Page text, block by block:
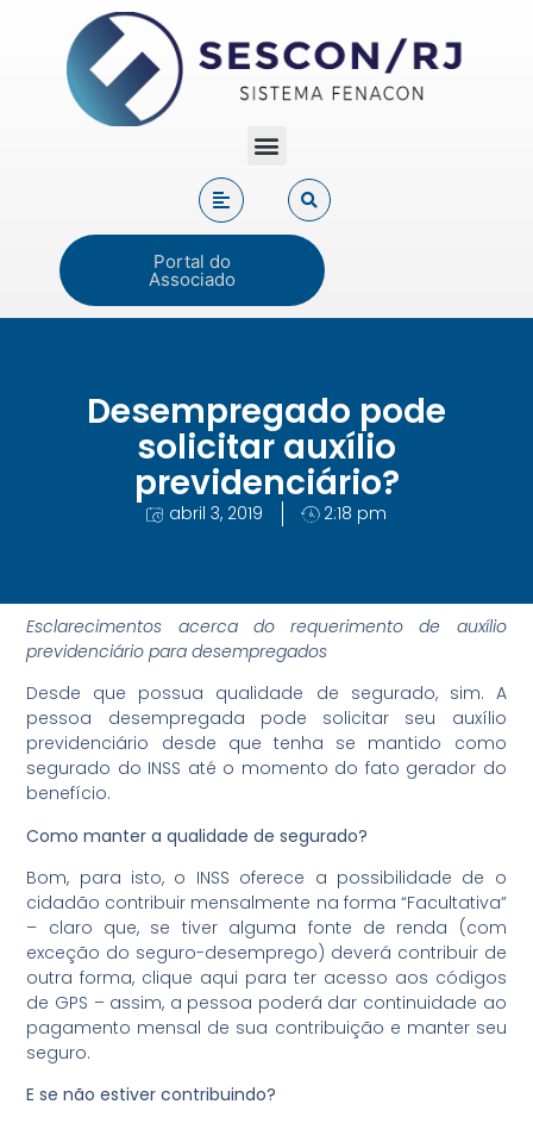
Portal do
Associado
Desempregado pode
solicitar auxílio
previdenciário?
abril 3, 2019 2:18 pm
Esclarecimentos acerca do requerimento de auxílio
previdenciário para desempregados
Desde que possua qualidade de segurado, sim. A
pessoa desempregada pode solicitar seu auxílio
previdenciário desde que tenha se mantido como
segurado do INSS até o momento do fato gerador do
benefício.
Como manter a qualidade de segurado?
Bom, para isto, o INSS oferece a possibilidade de o
cidadão contribuir mensalmente na forma “Facultativa”
– claro que, se tiver alguma fonte de renda (com
exceção do seguro-desemprego) deverá contribuir de
outra forma, clique aqui para ter acesso aos códigos
de GPS – assim, a pessoa poderá dar continuidade ao
pagamento mensal de sua contribuição e manter seu
seguro.
E se não estiver contribuindo?